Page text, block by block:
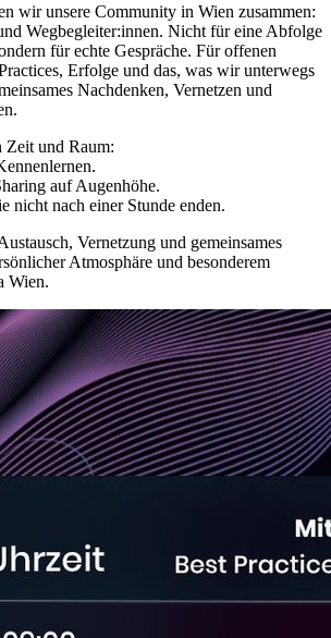
wir unsere Community in Wien zusammen:
Wegbegleiter:innen. Nicht für eine Abfolge
für echte Gespräche. Für offenen
Erfolge und das, was wir unterwegs
Nachdenken, Vernetzen und
Zeit und Raum:
auf Augenhöhe.
nicht nach einer Stunde enden.
Vernetzung und gemeinsames
Atmosphäre und besonderem
Wien.